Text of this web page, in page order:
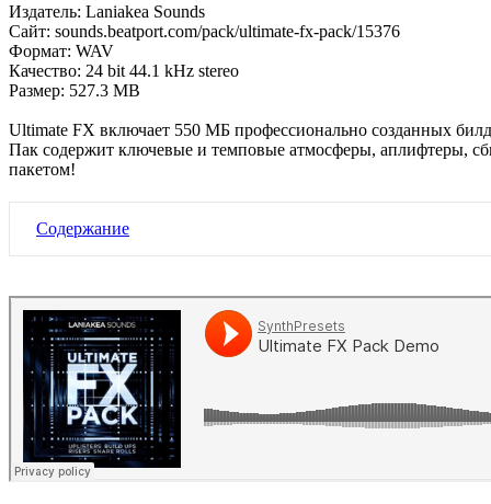
Издатель: Laniakea Sounds
Сайт: sounds.beatport.com/pack/ultimate-fx-pack/15376
Формат: WAV
Качество: 24 bit 44.1 kHz stereo
Размер: 527.3 MB
Ultimate FX включает 550 МБ профессионально созданных
Пак содержит ключевые и темповые атмосферы, аплифтеры,
пакетом!
Содержание